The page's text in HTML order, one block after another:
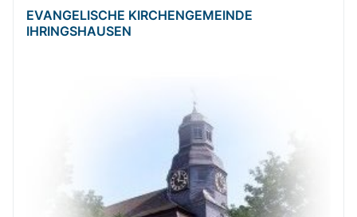
EVANGELISCHE KIRCHENGEMEINDE
IHRINGSHAUSEN